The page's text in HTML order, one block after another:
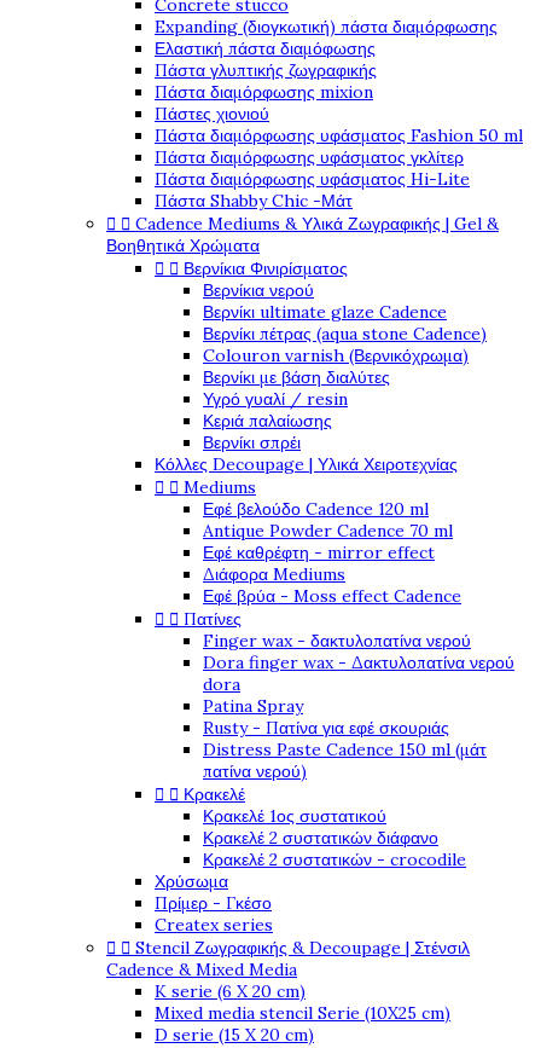
Concrete stucco
Expanding (διογκωτική) πάστα διαμόρφωσης
Ελαστική πάστα διαμόφωσης
Πάστα γλυπτικής ζωγραφικής
Πάστα διαμόρφωσης mixion
Πάστες χιονιού
Πάστα διαμόρφωσης υφάσματος Fashion 50 ml
Πάστα διαμόρφωσης υφάσματος γκλίτερ
Πάστα διαμόρφωσης υφάσματος Hi-Lite
Πάστα Shabby Chic -Μάτ
  Cadence Mediums & Υλικά Ζωγραφικής | Gel &
Βοηθητικά Χρώματα
  Βερνίκια Φινιρίσματος
Βερνίκια νερού
Βερνίκι ultimate glaze Cadence
Βερνίκι πέτρας (aqua stone Cadence)
Colouron varnish (Βερνικόχρωμα)
Βερνίκι με βάση διαλύτες
Υγρό γυαλί / resin
Κεριά παλαίωσης
Βερνίκι σπρέι
Κόλλες Decoupage | Υλικά Χειροτεχνίας
  Mediums
Εφέ βελούδο Cadence 120 ml
Antique Powder Cadence 70 ml
Εφέ καθρέφτη - mirror effect
Διάφορα Mediums
Εφέ βρύα - Moss effect Cadence
  Πατίνες
Finger wax - δακτυλοπατίνα νερού
Dora finger wax - Δακτυλοπατίνα νερού
dora
Patina Spray
Rusty - Πατίνα για εφέ σκουριάς
Distress Paste Cadence 150 ml (μάτ
πατίνα νερού)
  Κρακελέ
Κρακελέ 1ος συστατικού
Κρακελέ 2 συστατικών διάφανο
Κρακελέ 2 συστατικών - crocodile
Χρύσωμα
Πρίμερ - Γκέσο
Createx series
  Stencil Ζωγραφικής & Decoupage | Στένσιλ
Cadence & Mixed Media
K serie (6 X 20 cm)
Mixed media stencil Serie (10X25 cm)
D serie (15 X 20 cm)